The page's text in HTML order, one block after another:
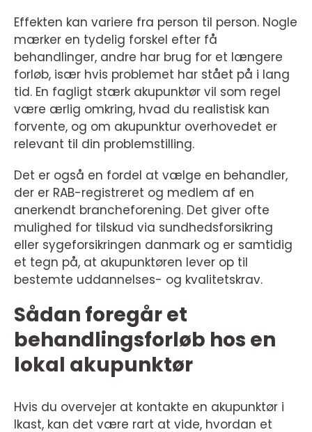
Effekten kan variere fra person til person. Nogle
mærker en tydelig forskel efter få
behandlinger, andre har brug for et længere
forløb, især hvis problemet har stået på i lang
tid. En fagligt stærk akupunktør vil som regel
være ærlig omkring, hvad du realistisk kan
forvente, og om akupunktur overhovedet er
relevant til din problemstilling.
Det er også en fordel at vælge en behandler,
der er RAB-registreret og medlem af en
anerkendt brancheforening. Det giver ofte
mulighed for tilskud via sundhedsforsikring
eller sygeforsikringen danmark og er samtidig
et tegn på, at akupunktøren lever op til
bestemte uddannelses- og kvalitetskrav.
Sådan foregår et
behandlingsforløb hos en
lokal akupunktør
Hvis du overvejer at kontakte en akupunktør i
Ikast, kan det være rart at vide, hvordan et